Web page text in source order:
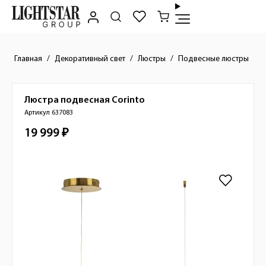
Главная Декоративный свет Люстры Подвесные люстры
Краткое описание товара
Люстра подвесная Corinto
Артикул 637083
Стоимость товара
19 999 ₽